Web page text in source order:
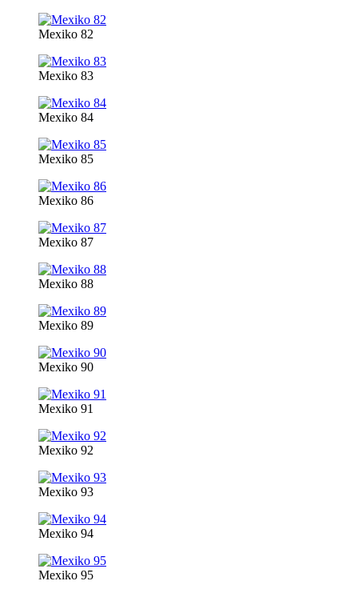
Mexiko 82
Mexiko 83
Mexiko 84
Mexiko 85
Mexiko 86
Mexiko 87
Mexiko 88
Mexiko 89
Mexiko 90
Mexiko 91
Mexiko 92
Mexiko 93
Mexiko 94
Mexiko 95